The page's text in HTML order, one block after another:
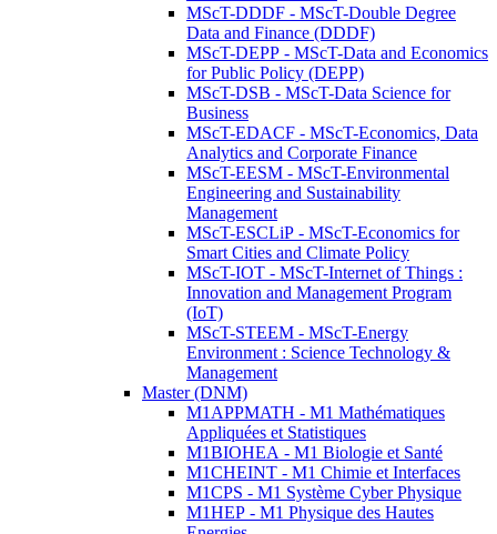
MScT-DDDF - MScT-Double Degree
Data and Finance (DDDF)
MScT-DEPP - MScT-Data and Economics
for Public Policy (DEPP)
MScT-DSB - MScT-Data Science for
Business
MScT-EDACF - MScT-Economics, Data
Analytics and Corporate Finance
MScT-EESM - MScT-Environmental
Engineering and Sustainability
Management
MScT-ESCLiP - MScT-Economics for
Smart Cities and Climate Policy
MScT-IOT - MScT-Internet of Things :
Innovation and Management Program
(IoT)
MScT-STEEM - MScT-Energy
Environment : Science Technology &
Management
Master (DNM)
M1APPMATH - M1 Mathématiques
Appliquées et Statistiques
M1BIOHEA - M1 Biologie et Santé
M1CHEINT - M1 Chimie et Interfaces
M1CPS - M1 Système Cyber Physique
M1HEP - M1 Physique des Hautes